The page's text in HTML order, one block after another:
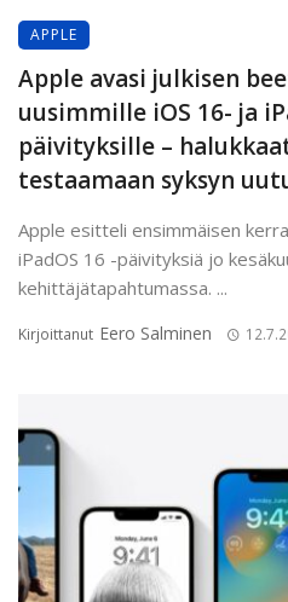
APPLE
Apple avasi julkisen
uusimmille iOS 16- ja
päivityksille –
testaamaan syksyn
Apple esitteli ensimmäisen
iPadOS 16 -päivityksiä jo
kehittäjätapahtumassa. ...
Kirjoittanut Eero Salminen